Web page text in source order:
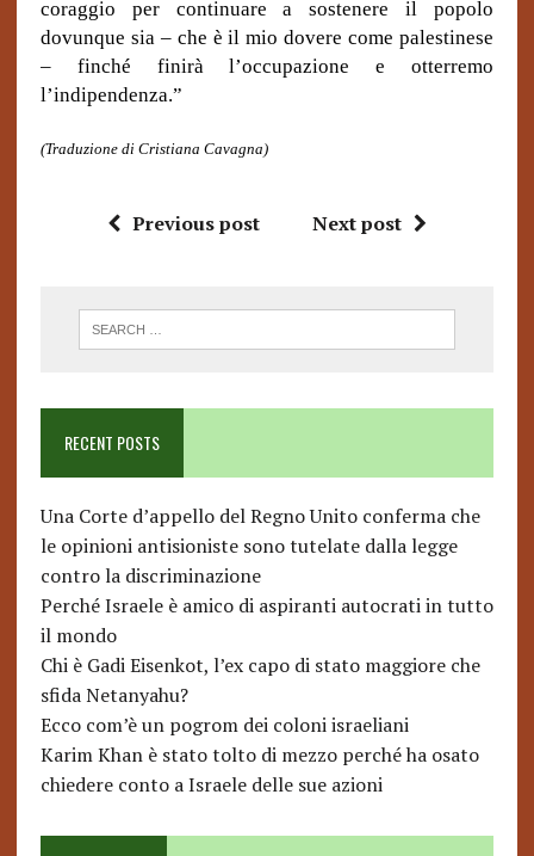
coraggio per continuare a sostenere il popolo
dovunque sia – che è il mio dovere come palestinese
– finché finirà l’occupazione e otterremo
l’indipendenza.”
(Traduzione di Cristiana Cavagna)
Previous post Next post
RECENT POSTS
Una Corte d’appello del Regno Unito conferma che
le opinioni antisioniste sono tutelate dalla legge
contro la discriminazione
Perché Israele è amico di aspiranti autocrati in tutto
il mondo
Chi è Gadi Eisenkot, l’ex capo di stato maggiore che
sfida Netanyahu?
Ecco com’è un pogrom dei coloni israeliani
Karim Khan è stato tolto di mezzo perché ha osato
chiedere conto a Israele delle sue azioni